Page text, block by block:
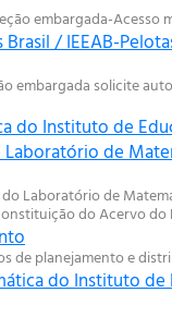
embargada-Acesso
/ IEEAB-
embargada solicite
Instituto de
de
Laboratório de
do Acervo do
de planejamento e
do Instituto de